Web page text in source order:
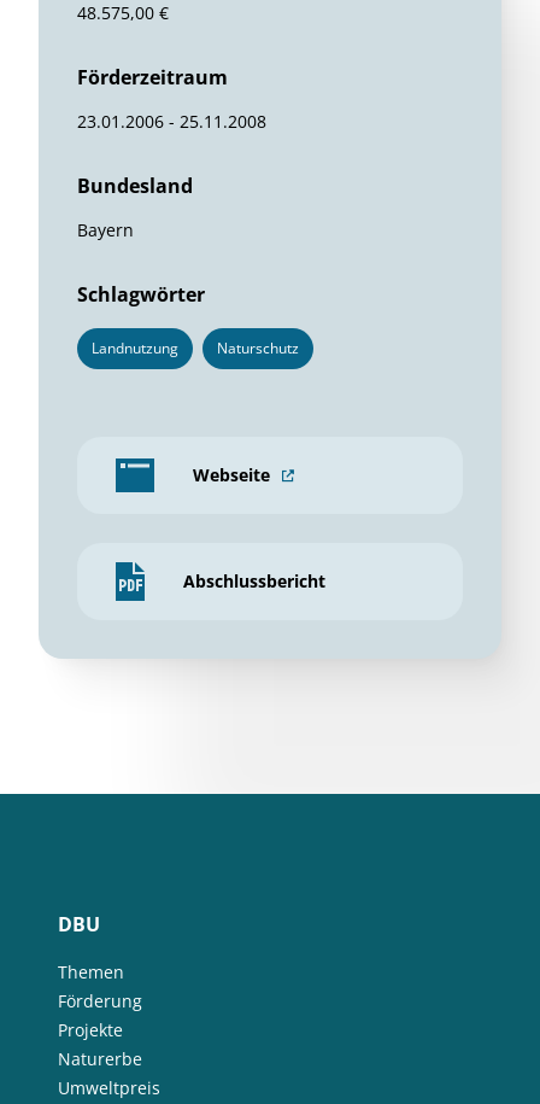
48.575,00 €
Förderzeitraum
23.01.2006 - 25.11.2008
Bundesland
Bayern
Schlagwörter
Landnutzung Naturschutz
Webseite
Abschlussbericht
DBU
Themen
Förderung
Projekte
Naturerbe
Umweltpreis